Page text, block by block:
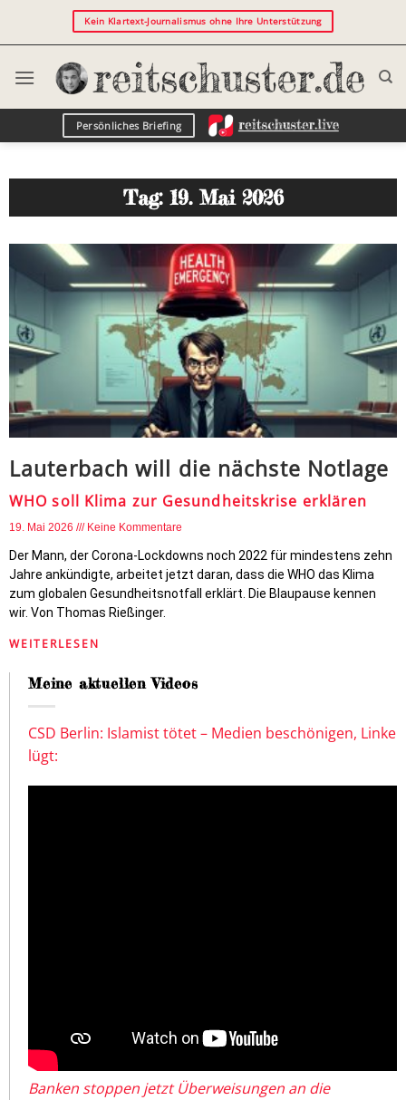
Kein Klartext-Journalismus ohne Ihre Unterstützung
Persönliches Briefing
Tag: 19. Mai 2026
Lauterbach will die nächste Notlage
WHO soll Klima zur Gesundheitskrise erklären
19. Mai 2026 Keine Kommentare
Der Mann, der Corona-Lockdowns noch 2022 für mindestens zehn
Jahre ankündigte, arbeitet jetzt daran, dass die WHO das Klima
zum globalen Gesundheitsnotfall erklärt. Die Blaupause kennen
wir. Von Thomas Rießinger.
WEITERLESEN
Meine aktuellen Videos
CSD Berlin: Islamist tötet – Medien beschönigen, Linke
lügt:
Banken stoppen jetzt Überweisungen an die